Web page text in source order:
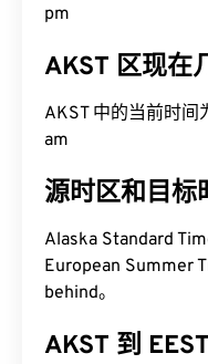
pm
AKST 区现在
AKST 中的当前时
am
源时区和目标
Alaska Standard
European Summer
behind。
AKST 到